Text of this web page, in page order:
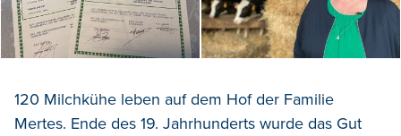
120 Milchkühe leben auf dem Hof der Familie
Mertes. Ende des 19. Jahrhunderts wurde das Gut